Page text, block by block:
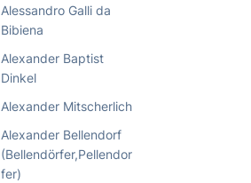
Alessandro Galli da
Bibiena
Alexander Baptist
Dinkel
Alexander Mitscherlich
Alexander Bellendorf
(Bellendörfer,Pellendor
fer)